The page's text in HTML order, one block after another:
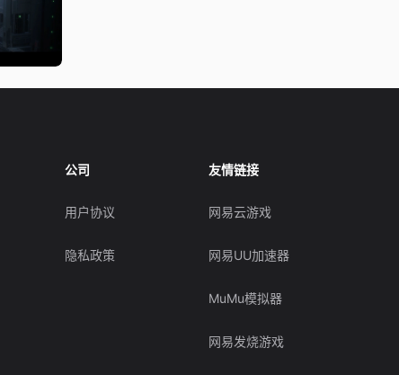
公司
用户协议
隐私政策
友情链接
网易云游戏
网易UU加速器
MuMu模拟器
网易发烧游戏